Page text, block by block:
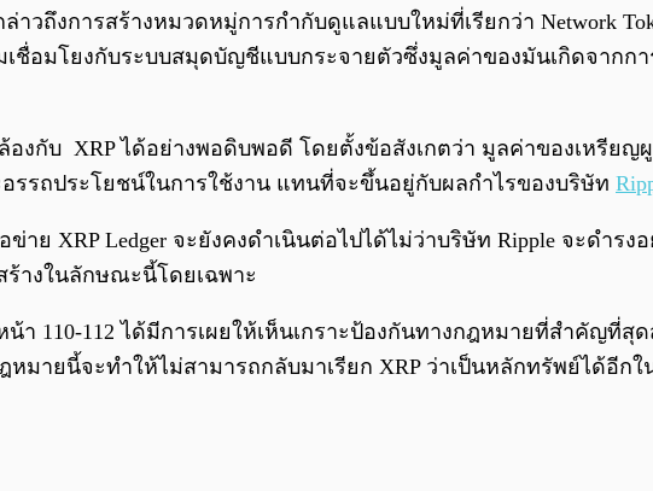
าวถึงการสร้างหมวดหมู่การกำกับดูแลแบบใหม่ที่เรียกว่า Network
เชื่อมโยงกับระบบสมุดบัญชีแบบกระจายตัวซึ่งมูลค่าของมันเกิดจากก
งกับ XRP ได้อย่างพอดิบพอดี โดยตั้งข้อสังเกตว่า มูลค่าของเหรียญ
รรถประโยชน์ในการใช้งาน แทนที่จะขึ้นอยู่กับผลกำไรของบริษัท
าย XRP Ledger จะยังคงดำเนินต่อไปได้ไม่ว่าบริษัท Ripple จะดำร
างในลักษณะนี้โดยเฉพาะ
า 110-112 ได้มีการเผยให้เห็นเกราะป้องกันทางกฎหมายที่สำคัญที่
มายนี้จะทำให้ไม่สามารถกลับมาเรียก XRP ว่าเป็นหลักทรัพย์ได้อีกใ